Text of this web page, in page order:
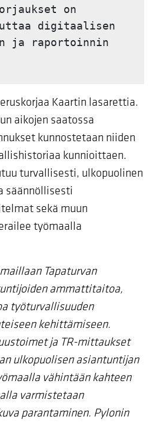
on
digitaalisen
ja raportoinnin
Kaartin lasarettia.
aikojen saatossa
kunnostetaan niiden
kunnioittaen.
turvallisesti, ulkopuolinen
säännöllisesti
sekä muun
työmaalla
Tapaturvan
ammattitaitoa,
työturvallisuuden
kehittämiseen.
ja TR-mittaukset
ulkopuolisen asiantuntijan
vähintään kahteen
varmistetaan
parantaminen. Pylonin